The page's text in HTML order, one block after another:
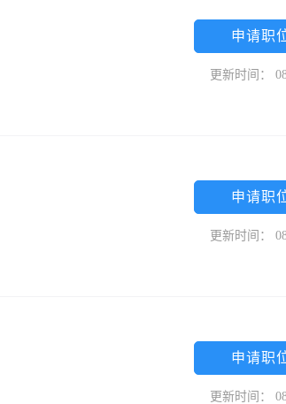
申请职
更新时间：
申请职
更新时间：
申请职
更新时间：